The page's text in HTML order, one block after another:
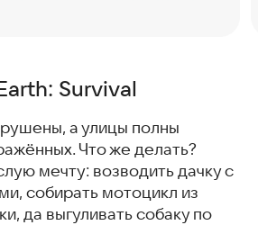
Survival
а улицы полны
Что же делать?
мечту: возводить дачку с
собирать мотоцикл из
да выгуливать собаку по